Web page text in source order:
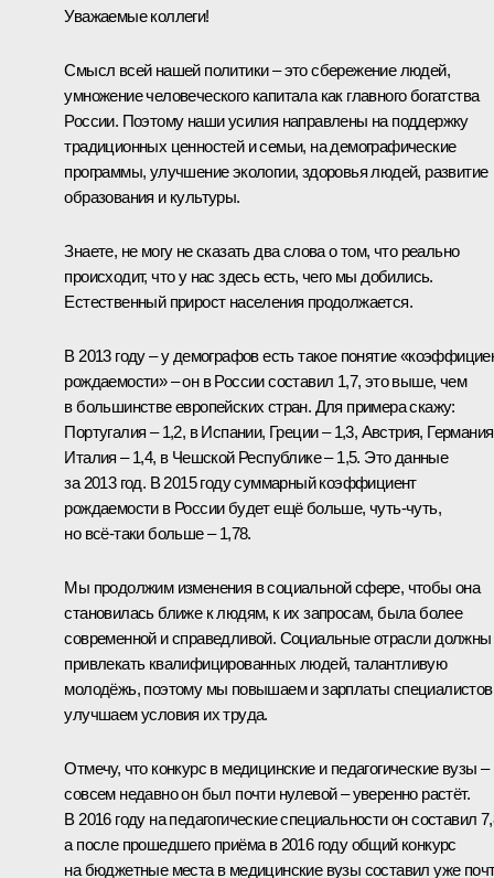
Уважаемые коллеги!
Смысл всей нашей политики – это сбережение людей,
умножение человеческого капитала как главного богатства
России. Поэтому наши усилия направлены на поддержку
традиционных ценностей и семьи, на демографические
программы, улучшение экологии, здоровья людей, развитие
образования и культуры.
Знаете, не могу не сказать два слова о том, что реально
происходит, что у нас здесь есть, чего мы добились.
Естественный прирост населения продолжается.
В 2013 году – у демографов есть такое понятие
рождаемости» – он в России составил 1,7, это выше, чем
в большинстве европейских стран. Для примера скажу:
Португалия – 1,2, в Испании, Греции – 1,3, Австрия,
Италия – 1,4, в Чешской Республике – 1,5. Это данные
за 2013 год. В 2015 году суммарный коэффициент
рождаемости в России будет ещё больше, чуть-чуть,
но всё‑таки больше – 1,78.
Мы продолжим изменения в социальной сфере, чтобы она
становилась ближе к людям, к их запросам, была более
современной и справедливой. Социальные отрасли должны
привлекать квалифицированных людей, талантливую
молодёжь, поэтому мы повышаем и зарплаты
улучшаем условия их труда.
Отмечу, что конкурс в медицинские и педагогические вузы –
совсем недавно он был почти нулевой – уверенно растёт.
В 2016 году на педагогические специальности он составил
а после прошедшего приёма в 2016 году общий конкурс
на бюджетные места в медицинские вузы составил уже